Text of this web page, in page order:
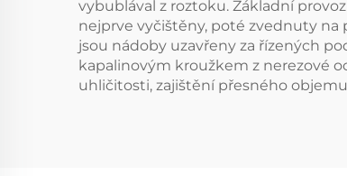
vybublával z roztoku. Základní
nejprve vyčištěny, poté zvednuty
jsou nádoby uzavřeny za řízených
kapalinovým kroužkem z nerezové
uhličitosti, zajištění přesného